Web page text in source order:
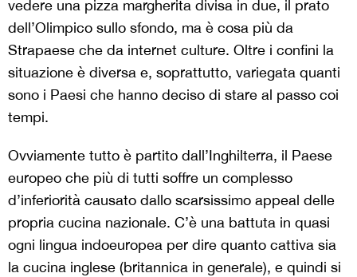
vedere una pizza margherita divisa in due, il prato
dell’Olimpico sullo sfondo, ma è cosa più da
Strapaese che da internet culture. Oltre i confini la
situazione è diversa e, soprattutto, variegata quanti
sono i Paesi che hanno deciso di stare al passo coi
tempi.
Ovviamente tutto è partito dall’Inghilterra, il Paese
europeo che più di tutti soffre un complesso
d’inferiorità causato dallo scarsissimo appeal delle
propria cucina nazionale. C’è una battuta in quasi
ogni lingua indoeuropea per dire quanto cattiva sia
la cucina inglese (britannica in generale), e quindi si